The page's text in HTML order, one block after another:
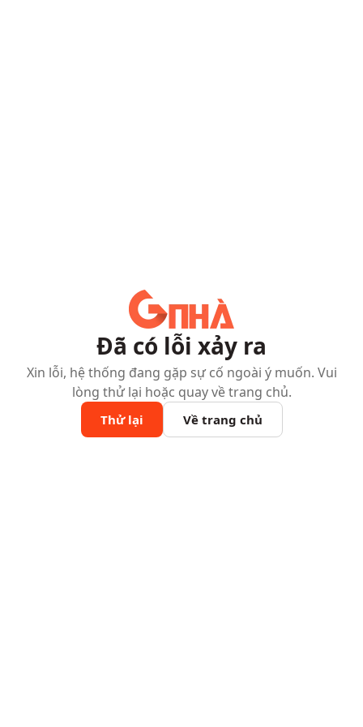
Đã có lỗi xảy ra
Xin lỗi, hệ thống đang gặp sự cố ngoài ý muốn. Vui
lòng thử lại hoặc quay về trang chủ.
Thử lại Về trang chủ